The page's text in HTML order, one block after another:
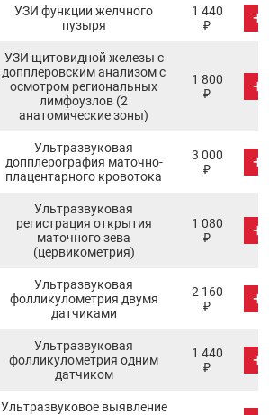
УЗИ функции желчного
пузыря
1 440
₽
+
УЗИ щитовидной железы с
допплеровским анализом с
осмотром региональных
лимфоузлов (2
анатомические зоны)
1 800
₽
+
Ультразвуковая
допплерография маточно-
плацентарного кровотока
3 000
₽
+
Ультразвуковая
регистрация открытия
маточного зева
(цервикометрия)
1 080
₽
+
Ультразвуковая
фолликулометрия двумя
датчиками
2 160
₽
+
Ультразвуковая
фолликулометрия одним
датчиком
1 440
₽
+
Ультразвуковое выявление